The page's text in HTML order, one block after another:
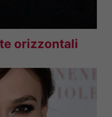
orizzontali